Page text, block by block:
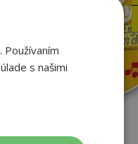
s našimi